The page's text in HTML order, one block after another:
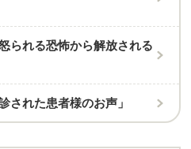
られる恐怖から解放される
された患者様のお声」